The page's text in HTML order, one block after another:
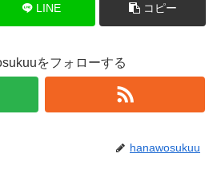
LINE コピー
をフォローする
hanawosukuu